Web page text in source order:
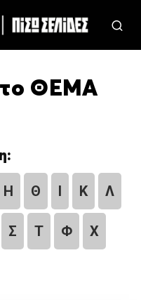
ΘΕΜΑ
Η Θ Ι Κ Λ
Σ Τ Φ Χ